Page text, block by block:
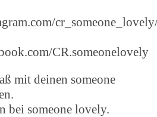
CR.someonelovely
mit deinen someone
bei someone lovely.